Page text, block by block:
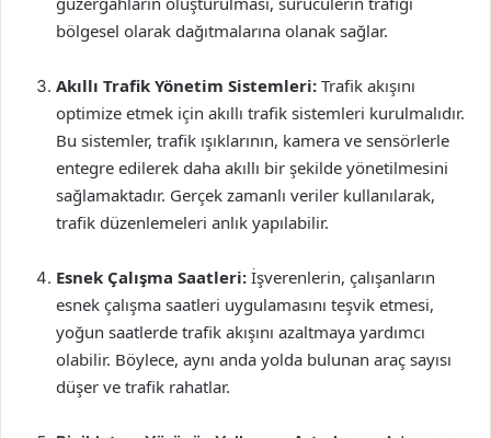
bölgesel olarak dağıtmalarına olanak sağlar.
Akıllı Trafik Yönetim Sistemleri: Trafik akışını
optimize etmek için akıllı trafik sistemleri kurulmalıdır.
Bu sistemler, trafik ışıklarının, kamera ve sensörlerle
entegre edilerek daha akıllı bir şekilde yönetilmesini
sağlamaktadır. Gerçek zamanlı veriler kullanılarak,
trafik düzenlemeleri anlık yapılabilir.
Esnek Çalışma Saatleri: İşverenlerin, çalışanların
esnek çalışma saatleri uygulamasını teşvik etmesi,
yoğun saatlerde trafik akışını azaltmaya yardımcı
olabilir. Böylece, aynı anda yolda bulunan araç sayısı
düşer ve trafik rahatlar.